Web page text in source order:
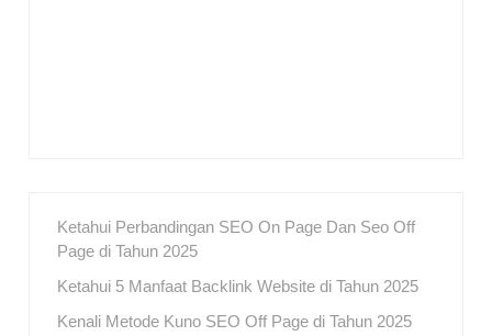
Ketahui Perbandingan SEO On Page Dan Seo Off
Page di Tahun 2025
Ketahui 5 Manfaat Backlink Website di Tahun 2025
Kenali Metode Kuno SEO Off Page di Tahun 2025